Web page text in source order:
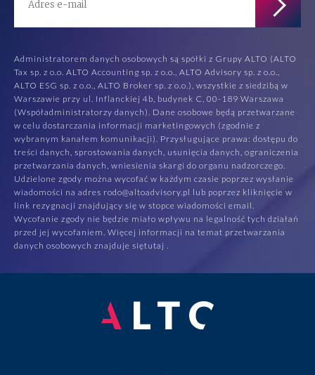
Administratorem danych osobowych są spółki z Grupy ALTO (ALTO
Tax sp. z o.o. ALTO Accounting sp. z o.o., ALTO Advisory sp. z o.o.,
ALTO ESG sp. z o.o., ALTO Broker sp. z o.o.), wszystkie z siedzibą w
Warszawie przy ul. Inflanckiej 4b, budynek C, 00-189 Warszawa
(Współadministratorzy danych). Dane osobowe będą przetwarzane
w celu dostarczania informacji marketingowych (zgodnie z
wybranym kanałem komunikacji). Przysługujące prawa: dostępu do
treści danych, sprostowania danych, usunięcia danych, ograniczenia
przetwarzania danych, wniesienia skargi do organu nadzorczego.
Udzielone zgody można wycofać w każdym czasie poprzez wysłanie
wiadomości na adres rodo@altoadvisory.pl lub poprzez kliknięcie w
link rezygnacji znajdujący się w stopce wiadomości email.
Wycofanie zgody nie będzie miało wpływu na legalność tych działań
przed jej wycofaniem. Więcej informacji na temat przetwarzania
danych osobowych znajduje siętutaj